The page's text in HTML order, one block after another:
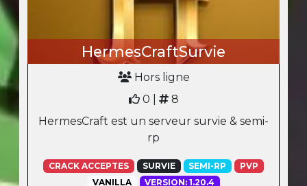
HermesCraftSurvie
Hors ligne
0 |
8
HermesCraft est un serveur survie & semi-
rp
CRACK ACCEPTES SURVIE SEMI-RP
PVP
VANILLA
VERSION: 1.20.4